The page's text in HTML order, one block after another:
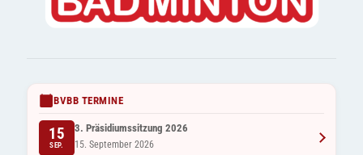
BVBB TERMINE
15
SEP.
3. Präsidiumssitzung 2026
15. September 2026